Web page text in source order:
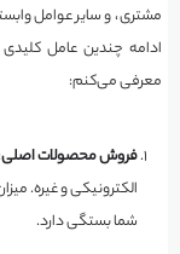
مشتری، و سایر عوامل
ادامه چندین عامل کلیدی
معرفی می‌کنم:
فروش محصولات اصلی
الکترونیکی و غیره.
شما بستگی دارد.